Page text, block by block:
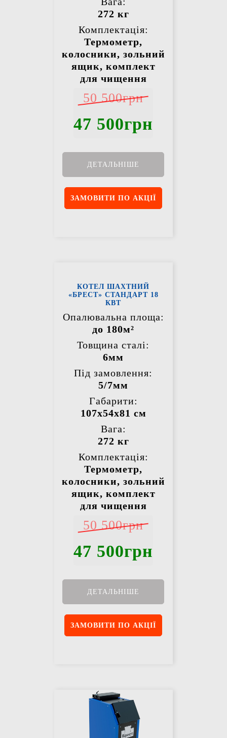
272 кг
Комплектація:
Термометр,
колосники, зольний
ящик, комплект
для чищення
50 500грн
47 500грн
ДЕТАЛЬНІШЕ
ЗАМОВИТИ ПО АКЦІЇ
КОТЕЛ ШАХТНИЙ
«БРЕСТ» СТАНДАРТ 18
КВТ
Опалювальна площа:
до 180м²
Товщина сталі:
6мм
Під замовлення:
5/7мм
Габарити:
107х54х81 см
Вага:
272 кг
Комплектація:
Термометр,
колосники, зольний
ящик, комплект
для чищення
50 500грн
47 500грн
ДЕТАЛЬНІШЕ
ЗАМОВИТИ ПО АКЦІЇ